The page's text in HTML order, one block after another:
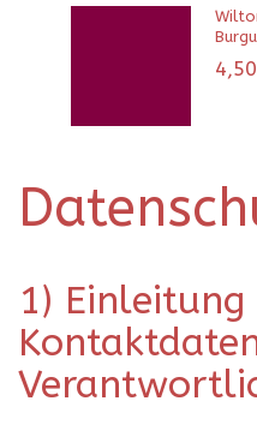
4,50
1) Einleitung